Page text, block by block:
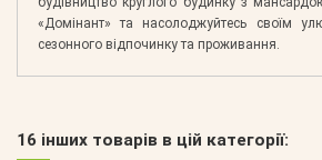
«Домінант» та насолоджуйтесь своїм
сезонного відпочинку та проживання.
16 інших товарів в цій категорії: